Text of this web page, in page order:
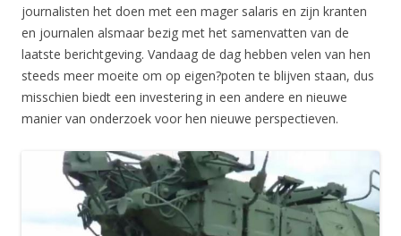
journalisten het doen met een mager salaris en zijn kranten
en journalen alsmaar bezig met het samenvatten van de
laatste berichtgeving. Vandaag de dag hebben velen van hen
steeds meer moeite om op eigen?poten te blijven staan, dus
misschien biedt een investering in een andere en nieuwe
manier van onderzoek voor hen nieuwe perspectieven.